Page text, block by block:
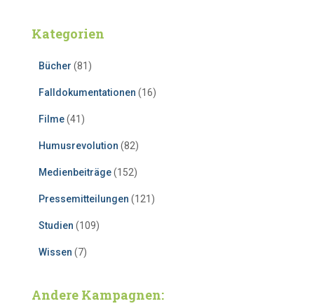
Kategorien
Bücher (81)
Falldokumentationen (16)
Filme(41)
Humusrevolution (82)
Medienbeiträge(152)
Pressemitteilungen (121)
Studien (109)
Wissen (7)
Andere Kampagnen: